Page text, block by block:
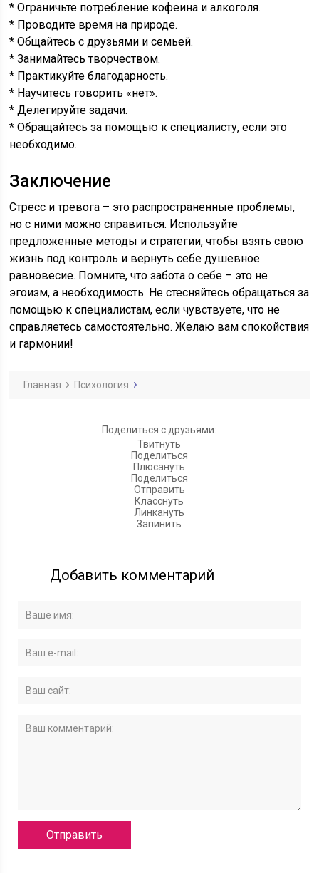
* Ограничьте потребление кофеина и алкоголя.
* Проводите время на природе.
* Общайтесь с друзьями и семьей.
* Занимайтесь творчеством.
* Практикуйте благодарность.
* Научитесь говорить «нет».
* Делегируйте задачи.
* Обращайтесь за помощью к специалисту, если это
необходимо.
Заключение
Стресс и тревога – это распространенные проблемы,
но с ними можно справиться. Используйте
предложенные методы и стратегии, чтобы взять свою
жизнь под контроль и вернуть себе душевное
равновесие. Помните, что забота о себе – это не
эгоизм, а необходимость. Не стесняйтесь обращаться за
помощью к специалистам, если чувствуете, что не
справляетесь самостоятельно. Желаю вам спокойствия
и гармонии!
Главная Психология
Поделиться с друзьями:
Твитнуть
Поделиться
Плюсануть
Поделиться
Отправить
Класснуть
Линкануть
Запинить
Добавить комментарий